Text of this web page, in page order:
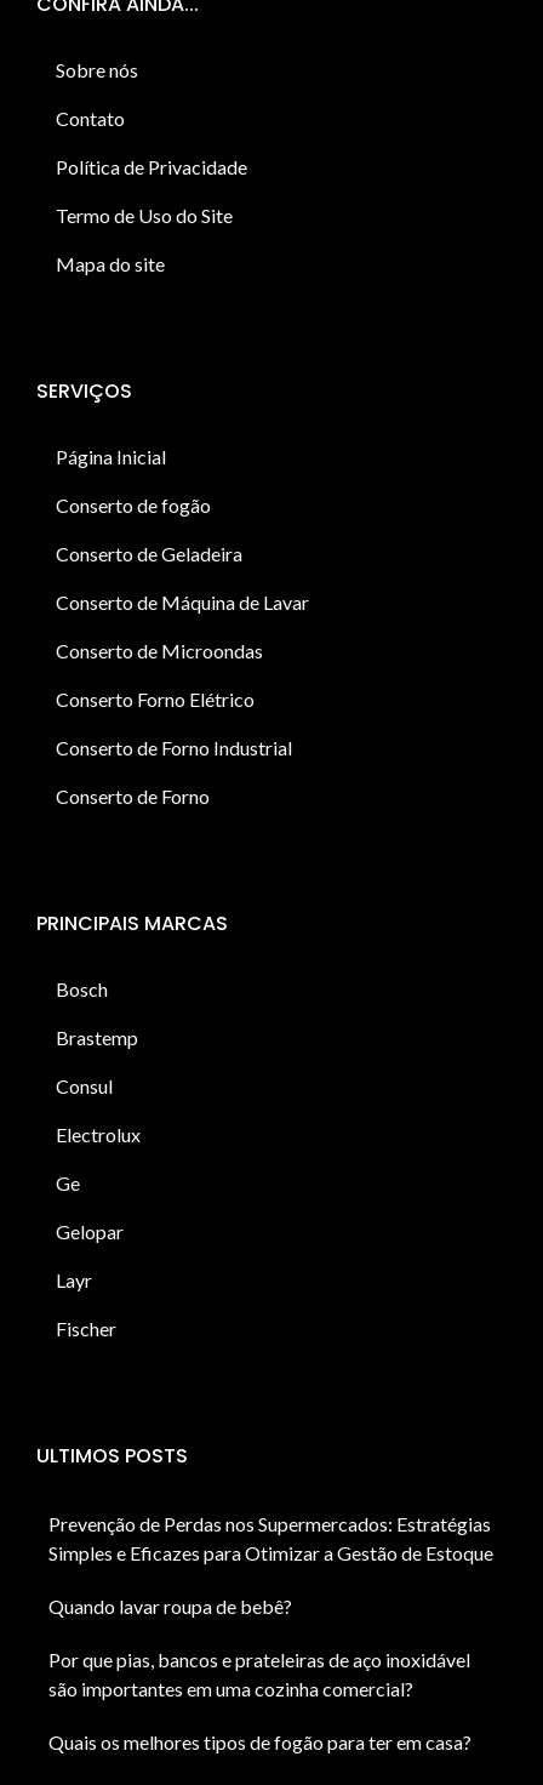
Sobre nós
Contato
Política de Privacidade
Termo de Uso do Site
Mapa do site
SERVIÇOS
Página Inicial
Conserto de fogão
Conserto de Geladeira
Conserto de Máquina de Lavar
Conserto de Microondas
Conserto Forno Elétrico
Conserto de Forno Industrial
Conserto de Forno
PRINCIPAIS MARCAS
Bosch
Brastemp
Consul
Electrolux
Ge
Gelopar
Layr
Fischer
ULTIMOS POSTS
Prevenção de Perdas nos Supermercados: Estratégias
Simples e Eficazes para Otimizar a Gestão de Estoque
Quando lavar roupa de bebê?
Por que pias, bancos e prateleiras de aço inoxidável
são importantes em uma cozinha comercial?
Quais os melhores tipos de fogão para ter em casa?